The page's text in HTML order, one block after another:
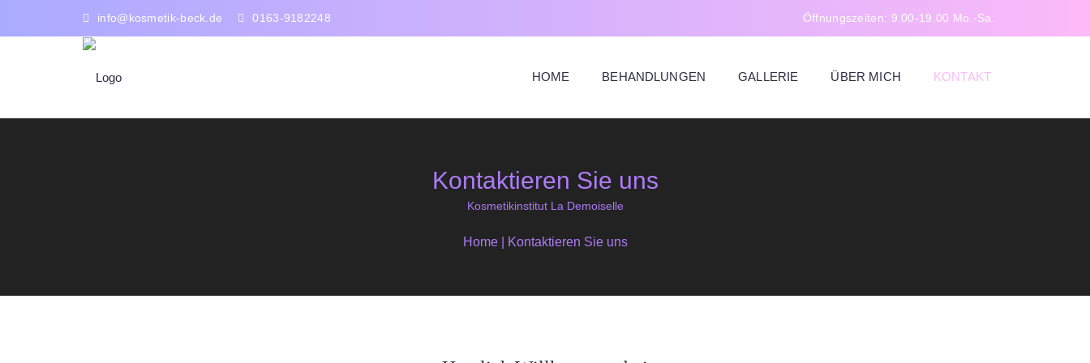
info@kosmetik-beck.de 0163-9182248 Öffnungszeiten: 9.00-19.00 Mo.-Sa.
HOME BEHANDLUNGEN GALLERIE ÜBER MICH KONTAKT
Kontaktieren Sie uns
Kosmetikinstitut La Demoiselle
Home Kontaktieren Sie uns